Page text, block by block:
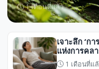
1 เดือนที่แล้ว
เจาะลึก ‘ก
แห่งการคล
สะสม1 เดือนที่แ